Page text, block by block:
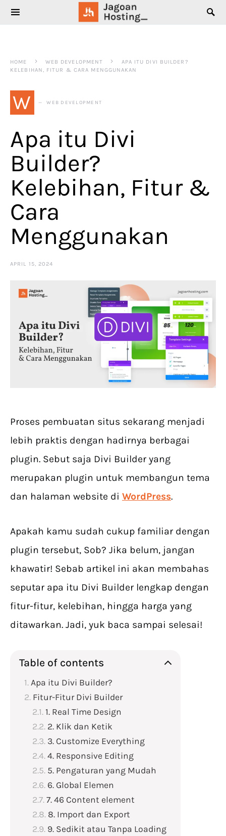
SEARCH FOR:
HOME WEB DEVELOPMENT
APA ITU DIVI BUILDER?
KELEBIHAN, FITUR & CARA MENGGUNAKAN
W WEB DEVELOPMENT
Apa itu Divi
Builder?
Kelebihan, Fitur &
Cara
Menggunakan
APRIL 15, 2024
Proses pembuatan situs sekarang menjadi
lebih praktis dengan hadirnya berbagai
plugin. Sebut saja Divi Builder yang
merupakan plugin untuk membangun tema
dan halaman website di WordPress.
Apakah kamu sudah cukup familiar dengan
plugin tersebut, Sob? Jika belum, jangan
khawatir! Sebab artikel ini akan membahas
seputar apa itu Divi Builder lengkap dengan
fitur-fitur, kelebihan, hingga harga yang
ditawarkan. Jadi, yuk baca sampai selesai!
Table of contents
Apa itu Divi Builder?
Fitur-Fitur Divi Builder
1. Real Time Design
2. Klik dan Ketik
3. Customize Everything
4. Responsive Editing
5. Pengaturan yang Mudah
6. Global Elemen
7. 46 Content element
8. Import dan Export
9. Sedikit atau Tanpa Loading